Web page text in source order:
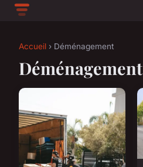
Accueil › Déménagement
Déménagement